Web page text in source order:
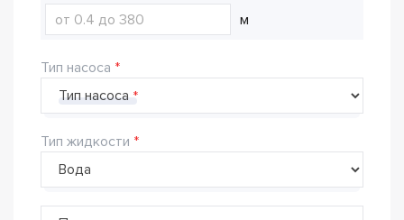
м
Тип насоса
Тип насоса
Тип жидкости